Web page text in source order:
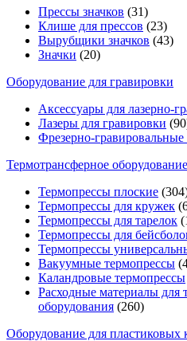
Прессы значков (31)
Клише для прессов (23)
Вырубщики значков (43)
Значки (20)
Оборудование для гравировки
Аксессуары для лазерно-
Лазеры для гравировки
Фрезерно-гравировальные
Термотрансферное оборудование
Термопрессы плоские
Термопрессы для кружек
Термопрессы для тарелок
Термопрессы для
Термопрессы
Вакуумные термопрессы
Каландровые термопрессы
Расходные материалы для
оборудования (260)
Оборудование для пластиковых